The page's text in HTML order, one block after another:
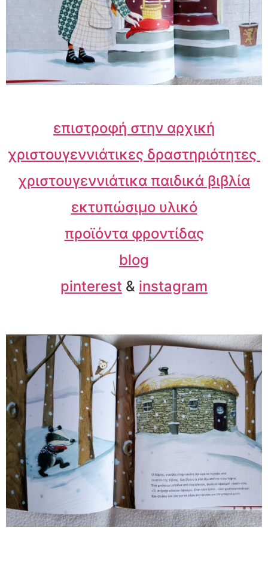
επιστροφή στην αρχική
χριστουγεννιάτικες δραστηριότητες
χριστουγεννιάτικα παιδικά βιβλία
εκτυπώσιμο υλικό
προϊόντα φροντίδας
blog
pinterest & instagram